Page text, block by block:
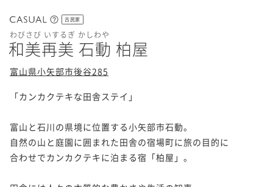
古民家
わびさび いするぎ かしわや
和美再美 石動 柏屋
富山県小矢部市後谷285
「カンカクテキな田舎ステイ」
富山と石川の県境に位置する小矢部市石動。
自然の山と庭園に囲まれた田舎の宿場町に旅の目的に
合わせでカンカクテキに泊まる宿「柏屋」。